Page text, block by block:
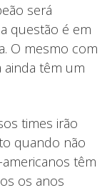
será
questão é em
O mesmo com
ainda têm um
times irão
quando não
têm
os anos